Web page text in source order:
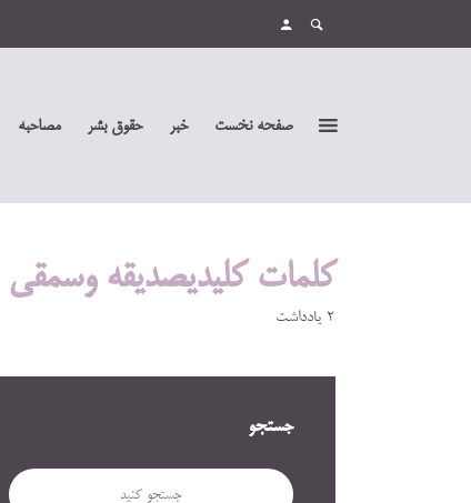
صفحه نخست خبر حقوق بشر مصاحبه
کلمات کلیدیصدیقه وسمقی
2 یادداشت
جستجو